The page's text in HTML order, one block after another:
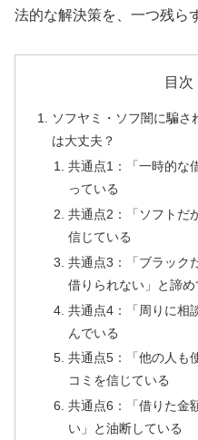
法的な解決策を、一つ残ら
目次
ソフヤミ・ソフ闇に騙さ
は大丈夫？
共通点1：「一時的な
っている
共通点2：「ソフトだ
信じている
共通点3：「ブラック
借りられない」と諦め
共通点4：「周りに相
んでいる
共通点5：「他の人も
コミを信じている
共通点6：「借りた金
い」と油断している